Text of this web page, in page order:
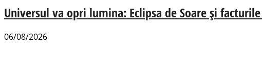
Universul va opri lumina: Eclipsa de Soare și
06/08/2026